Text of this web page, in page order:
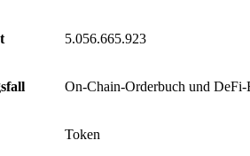
5.056.665.923
On-Chain-Orderbuch und
Token